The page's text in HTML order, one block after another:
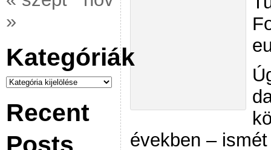
»
Kategóriák
Kategóriák
Recent
években –